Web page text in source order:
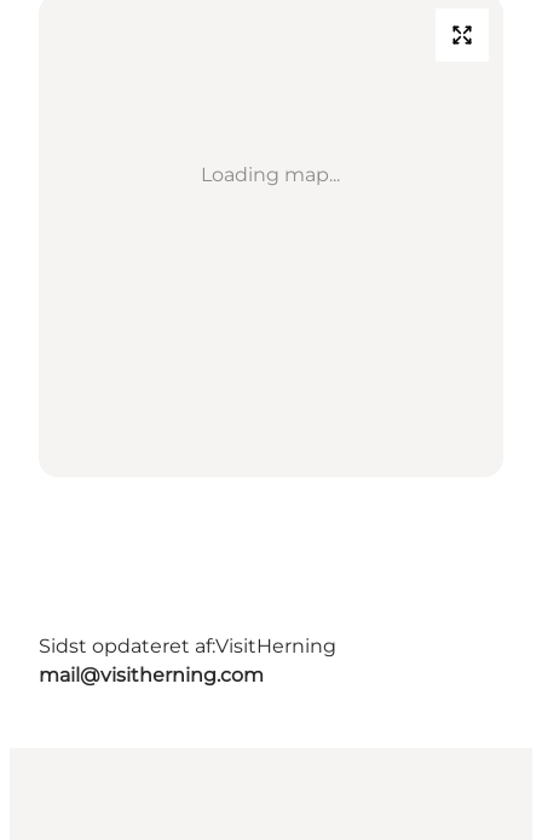
Loading map...
Sidst opdateret af:VisitHerning
mail@visitherning.com